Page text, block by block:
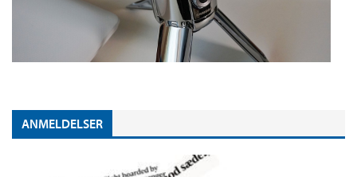
ANMELDELSER